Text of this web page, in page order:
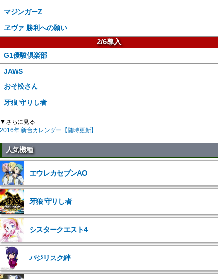
マジンガーZ
ヱヴァ 勝利への願い
2/6導入
G1優駿倶楽部
JAWS
おそ松さん
牙狼 守りし者
▼さらに見る
2016年 新台カレンダー【随時更新】
人気機種
エウレカセブンAO
牙狼 守りし者
シスタークエスト4
バジリスク絆